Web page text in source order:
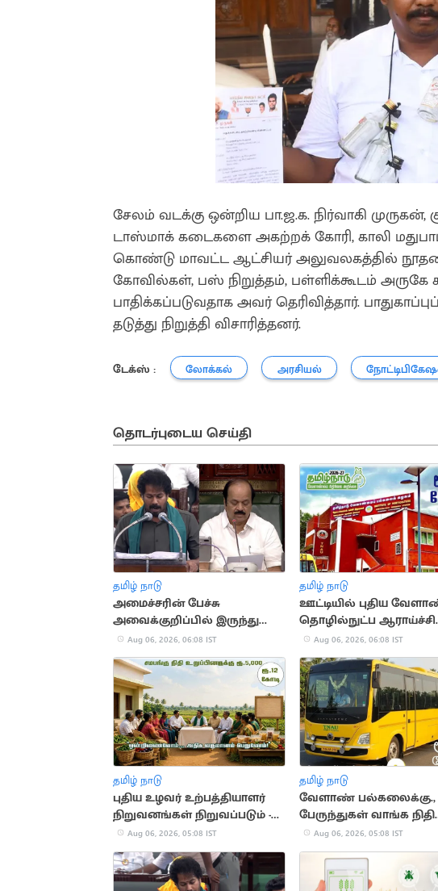
சேலம் வடக்கு ஒன்றிய பா.ஜ.க. நிர்வாகி முருகன்,
டாஸ்மாக் கடைகளை அகற்றக் கோரி, காலி
கொண்டு மாவட்ட ஆட்சியர் அலுவலகத்தில்
கோவில்கள், பஸ் நிறுத்தம், பள்ளிக்கூடம்
பாதிக்கப்படுவதாக அவர் தெரிவித்தார்.
தடுத்து நிறுத்தி விசாரித்தனர்.
டேக்ஸ் : லோக்கல் அரசியல்
தொடர்புடைய செய்தி
தமிழ் நாடு
அமைச்சரின் பேச்சு
அவைக்குறிப்பில் இருந்து
நீக்கப்படும் - சபாநாயகர்
Aug 06, 2026, 06:08 IST
தமிழ் நாடு
ஊட்டியில் புதிய
தொழில்நுட்ப ஆராய்ச்சி
மையம்
Aug 06, 2026, 06:08 IST
தமிழ் நாடு
புதிய உழவர் உற்பத்தியாளர்
நிறுவனங்கள் நிறுவப்படும் -
அமைச்சர் அறிவிப்பு
Aug 06, 2026, 05:08 IST
தமிழ் நாடு
வேளாண் பல்கலைக்கு.,
பேருந்துகள் வாங்க நிதி
ஒதுக்கீடு
Aug 06, 2026, 05:08 IST